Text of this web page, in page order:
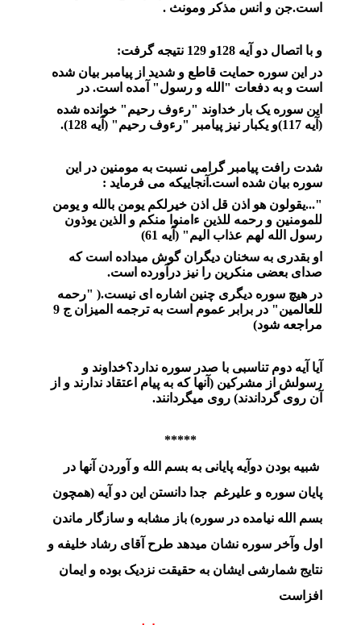
است.جن و انس مذکر ومونث .
و با اتصال دو آیه 128و 129 نتیجه گرفت:
در این سوره حمایت قاطع و شدید از پیامبر بیان شده
است و به دفعات "الله و رسول" آمده است. در
این سوره یک بار خداوند "رءوف رحیم" خوانده شده
(آیه 117)و یکبار نیز پیامبر "رءوف رحیم" (آیه 128).
شدت رافت پیامبر گرامی نسبت به مومنین در این
سوره بیان شده است.آنجاییکه می فرماید :
"...یقولون هو اذن قل اذن خیرلکم یومن بالله و یومن
للمومنین و رحمه للذین ءامنوا منکم و الذین یوذون
رسول الله لهم عذاب الیم" (آیه 61)
او بقدری به سخنان دیگران گوش میداده است که
صدای بعضی منکرین را نیز درآورده است.
در هیچ سوره دیگری چنین اشاره ای نیست.( "رحمه
للعالمین" در برابر عموم است به ترجمه المیزان ج 9
مراجعه شود)
آیا آیه دوم تناسبی با صدر سوره ندارد؟خداوند و
رسولش از مشرکین (آنها که به پیام اعتقاد ندارند و از
آن روی گرداندند) روی میگردانند.
*****
شبیه بودن دوآیه پایانی به بسم الله و آوردن آنها در
پایان سوره و علیرغم جدا دانستن این دو آیه (همچون
بسم الله نیامده در سوره) باز مشابه و سازگار ماندن
اول وآخر سوره نشان میدهد طرح آقای رشاد خلیفه و
نتایج شمارشی ایشان به حقیقت نزدیک بوده و ایمان
افزاست